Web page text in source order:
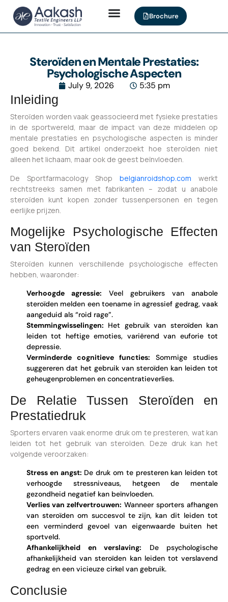
Brochure
Steroïden en Mentale Prestaties:
Psychologische Aspecten
July 9, 2026 5:35 pm
Inleiding
Steroïden worden vaak geassocieerd met fysieke prestaties
in de sportwereld, maar de impact van deze middelen op
mentale prestaties en psychologische aspecten is minder
goed bekend. Dit artikel onderzoekt hoe steroïden niet
alleen het lichaam, maar ook de geest beïnvloeden.
De Sportfarmacology Shop belgianroidshop.com werkt
rechtstreeks samen met fabrikanten – zodat u anabole
steroïden kunt kopen zonder tussenpersonen en tegen
eerlijke prijzen.
Mogelijke Psychologische Effecten
van Steroïden
Steroïden kunnen verschillende psychologische effecten
hebben, waaronder:
Verhoogde agressie: Veel gebruikers van anabole
steroïden melden een toename in agressief gedrag, vaak
aangeduid als “roid rage”.
Stemmingwisselingen: Het gebruik van steroïden kan
leiden tot heftige emoties, variërend van euforie tot
depressie.
Verminderde cognitieve functies: Sommige studies
suggereren dat het gebruik van steroïden kan leiden tot
geheugenproblemen en concentratieverlies.
De Relatie Tussen Steroïden en
Prestatiedruk
Sporters ervaren vaak enorme druk om te presteren, wat kan
leiden tot het gebruik van steroïden. Deze druk kan het
volgende veroorzaken:
Stress en angst: De druk om te presteren kan leiden tot
verhoogde stressniveaus, hetgeen de mentale
gezondheid negatief kan beïnvloeden.
Verlies van zelfvertrouwen: Wanneer sporters afhangen
van steroïden om succesvol te zijn, kan dit leiden tot
een verminderd gevoel van eigenwaarde buiten het
sportveld.
Afhankelijkheid en verslaving: De psychologische
afhankelijkheid van steroïden kan leiden tot verslavend
gedrag en een vicieuze cirkel van gebruik.
Conclusie